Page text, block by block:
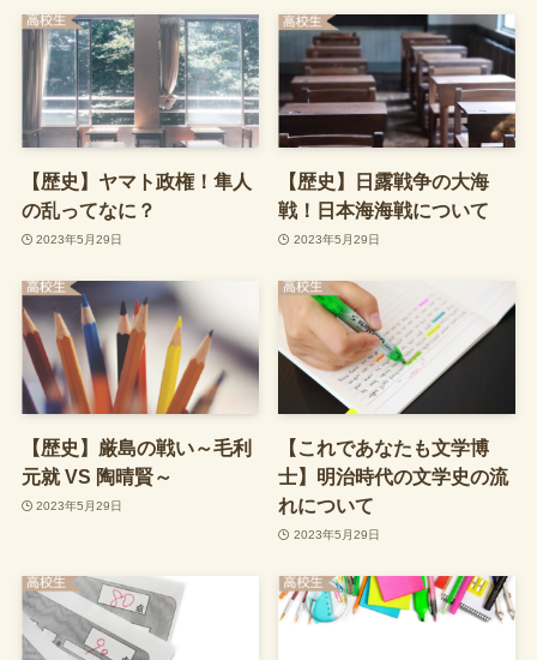
【歴史】ヤマト政権！隼人
の乱ってなに？
2023年5月29日
【歴史】日露戦争の大海
戦！日本海海戦について
2023年5月29日
【歴史】厳島の戦い～毛利
元就 VS 陶晴賢～
2023年5月29日
【これであなたも文学博
士】明治時代の文学史の流
れについて
2023年5月29日